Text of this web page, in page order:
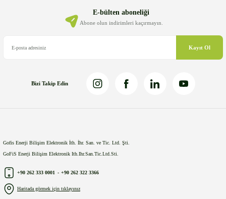
Ürün bilgilerinde hatalar bulunuyor.
Ürün fiyatı diğer sitelerden daha pahalı.
E-bülten aboneliği
Abone olun indirimleri kaçırmayın.
Kayıt Ol
Bizi Takip Edin
Gofis Enerji Bilişim Elektronik İth. İhr. San. ve Tic. Ltd. Şti.
GoFiS Enerji Bilişim Elektronik Ith.Ihr.San.Tic.Ltd.Sti.
+90 262 333 0001 - +90 262 322 3366
Haritada görmek için tıklayınız